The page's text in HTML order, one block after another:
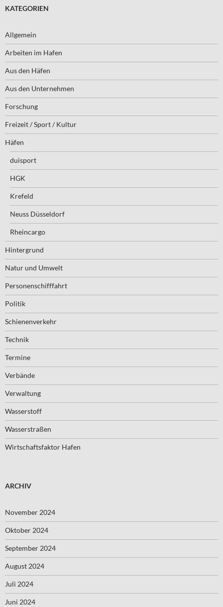
KATEGORIEN
Allgemein
Arbeiten im Hafen
Aus den Häfen
Aus den Unternehmen
Forschung
Freizeit / Sport / Kultur
Häfen
duisport
HGK
Krefeld
Neuss Düsseldorf
Rheincargo
Hintergrund
Natur und Umwelt
Personenschifffahrt
Politik
Schienenverkehr
Technik
Termine
Verbände
Verwaltung
Wasserstoff
Wasserstraßen
Wirtschaftsfaktor Hafen
ARCHIV
November 2024
Oktober 2024
September 2024
August 2024
Juli 2024
Juni 2024